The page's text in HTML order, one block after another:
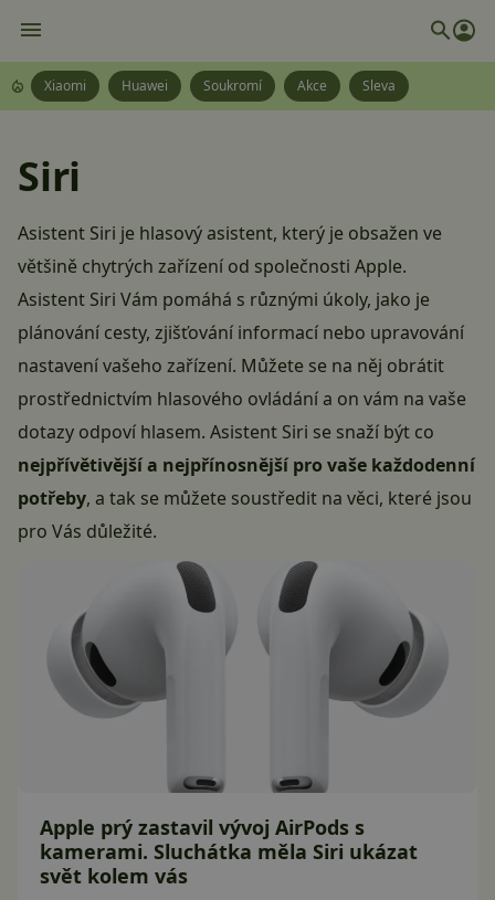
Xiaomi Huawei Soukromí Akce Sleva
Siri
Asistent Siri je hlasový asistent, který je obsažen ve
většině chytrých zařízení od společnosti Apple.
Asistent Siri Vám pomáhá s různými úkoly, jako je
plánování cesty, zjišťování informací nebo upravování
nastavení vašeho zařízení. Můžete se na něj obrátit
prostřednictvím hlasového ovládánía on vám na vaše
dotazy odpoví hlasem. Asistent Siri se snaží být co
nejpřívětivější a nejpřínosnější pro vaše každodenní
potřeby, a tak se můžete soustředit na věci, které jsou
pro Vás důležité.
Apple prý zastavil vývoj AirPods s
kamerami. Sluchátka měla Siri ukázat
svět kolem vás